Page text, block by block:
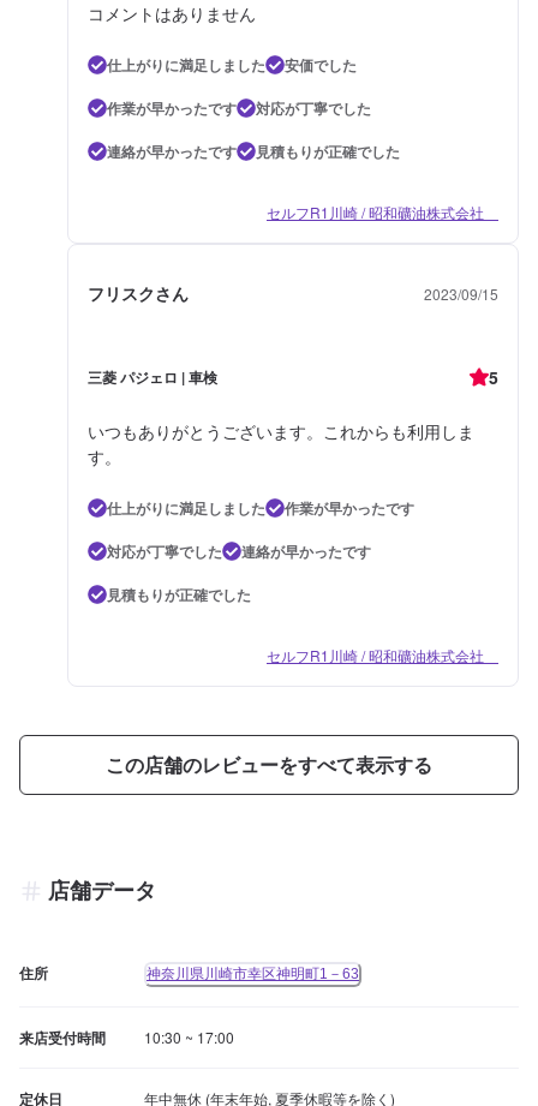
コメントはありません
仕上がりに満足しました
安価でした
作業が早かったです
対応が丁寧でした
連絡が早かったです
見積もりが正確でした
セルフR1川崎 / 昭和礦油株式会社
フリスクさん 2023/09/15
三菱 パジェロ | 車検 5
いつもありがとうございます。これからも利用しま
す。
仕上がりに満足しました
作業が早かったです
対応が丁寧でした
連絡が早かったです
見積もりが正確でした
セルフR1川崎 / 昭和礦油株式会社
この店舗のレビューをすべて表示する
店舗データ
住所 神奈川県川崎市幸区神明町1－63
来店受付時間 10:30 ~ 17:00
定休日 年中無休 (年末年始, 夏季休暇等を除く)